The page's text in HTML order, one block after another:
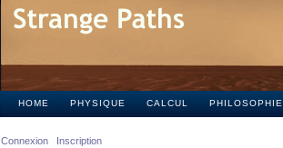
HOME PHYSIQUE CALCUL PHILOSOPHIE
Connexion Inscription